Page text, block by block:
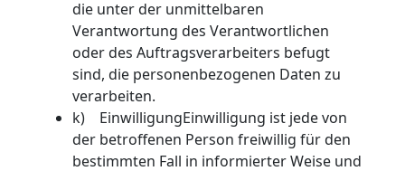
die unter der unmittelbaren
Verantwortung des Verantwortlichen
oder des Auftragsverarbeiters befugt
sind, die personenbezogenen Daten zu
verarbeiten.
k) EinwilligungEinwilligung ist jede von
der betroffenen Person freiwillig für den
bestimmten Fall in informierter Weise und